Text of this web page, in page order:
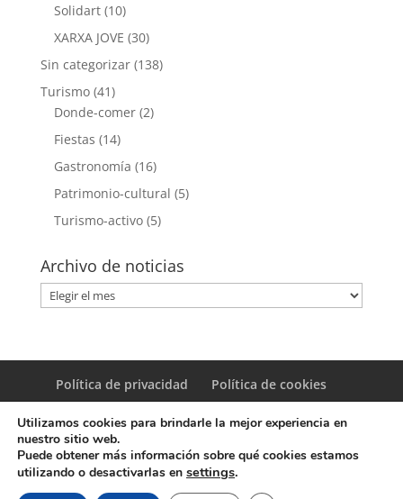
Solidart(10)
XARXA JOVE (30)
Sin categorizar(138)
Turismo(41)
Donde-comer(2)
Fiestas (14)
Gastronomía (16)
Patrimonio-cultural (5)
Turismo-activo(5)
Archivo de noticias
Archivo
de
Política de privacidad Política de cookies
© Copyright Servicio de Informática y Telecomunicaciones.
Utilizamos cookies para brindarle la mejor experiencia en
nuestro sitio web.
Puede obtener más información sobre qué cookies estamos
utilizando o desactivarlas en settings.